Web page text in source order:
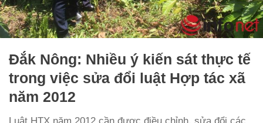
Đắk Nông: Nhiều ý kiến sát thực tế
trong việc sửa đổi luật Hợp tác xã
năm 2012
Luật HTX năm 2012 cần được điều chỉnh, sửa đổi các